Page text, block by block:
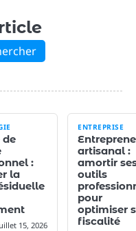
de
:
la
15, 2026
ENTREPRISE
artisanal :
amortir
outils
pour
optimiser
fiscalité